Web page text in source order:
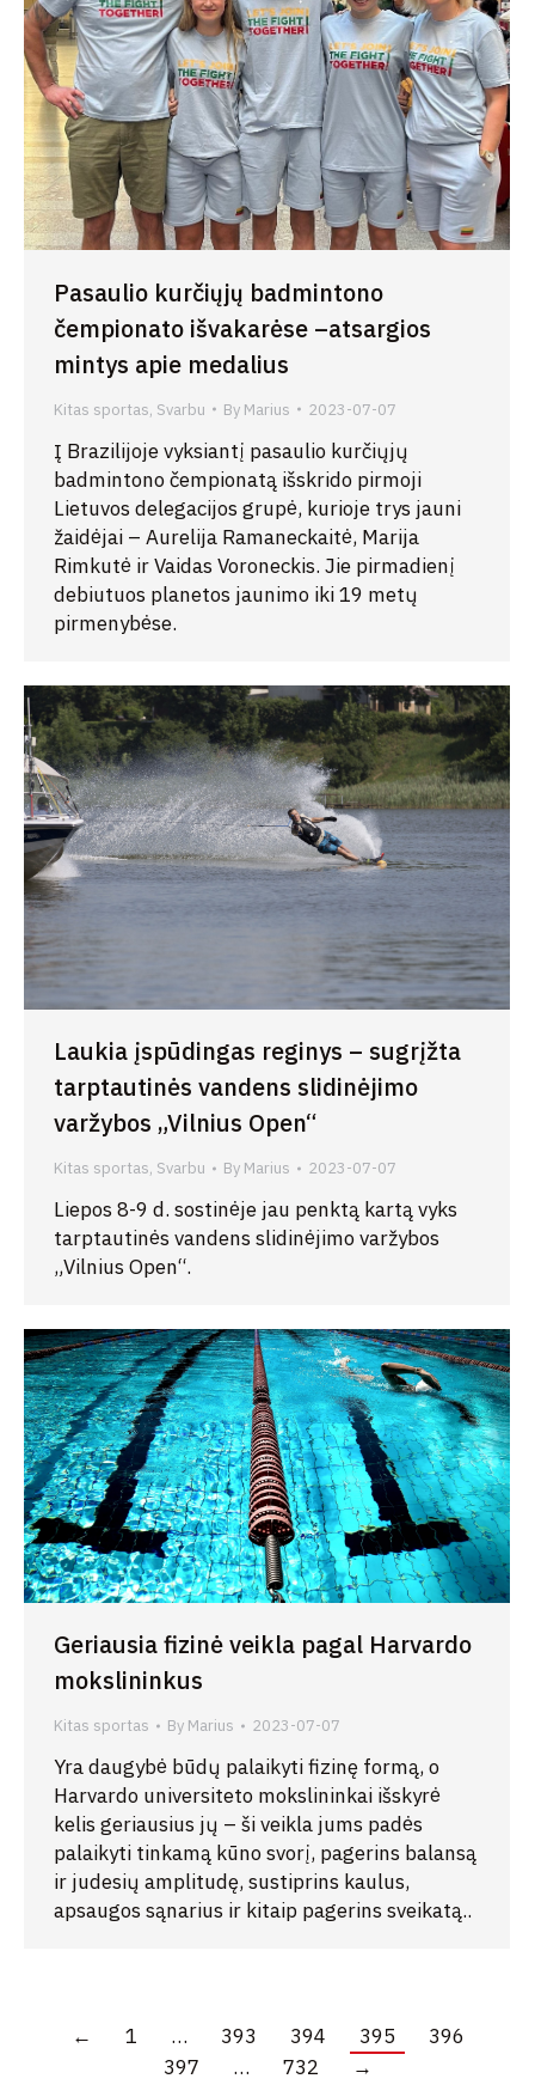
Pasaulio kurčiųjų badmintono
čempionato išvakarėse –atsargios
mintys apie medalius
Kitas sportas, Svarbu By Marius 2023-07-07
Į Brazilijoje vyksiantį pasaulio kurčiųjų
badmintono čempionatą išskrido pirmoji
Lietuvos delegacijos grupė, kurioje trys jauni
žaidėjai – Aurelija Ramaneckaitė, Marija
Rimkutė ir Vaidas Voroneckis. Jie pirmadienį
debiutuos planetos jaunimo iki 19 metų
pirmenybėse.
Laukia įspūdingas reginys – sugrįžta
tarptautinės vandens slidinėjimo
varžybos „Vilnius Open“
Kitas sportas, Svarbu By Marius 2023-07-07
Liepos 8-9 d. sostinėje jau penktą kartą vyks
tarptautinės vandens slidinėjimo varžybos
„Vilnius Open“.
Geriausia fizinė veikla pagal Harvardo
mokslininkus
Kitas sportas By Marius 2023-07-07
Yra daugybė būdų palaikyti fizinę formą, o
Harvardo universiteto mokslininkai išskyrė
kelis geriausius jų – ši veikla jums padės
palaikyti tinkamą kūno svorį, pagerins balansą
ir judesių amplitudę, sustiprins kaulus,
apsaugos sąnarius ir kitaip pagerins sveikatą..
← 1 … 393 394 395
396
397
… 732 →